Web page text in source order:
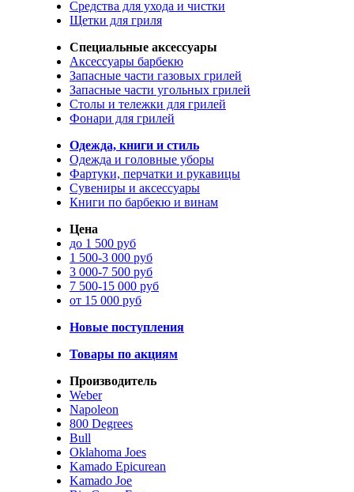
Средства для ухода и чистки
Щетки для гриля
Специальные аксессуары
Аксессуары барбекю
Запасные части газовых грилей
Запасные части угольных грилей
Столы и тележки для грилей
Фонари для грилей
Одежда, книги и стиль
Одежда и головные уборы
Фартуки, перчатки и рукавицы
Сувениры и аксессуары
Книги по барбекю и винам
Цена
до 1 500 руб
1 500-3 000 руб
3 000-7 500 руб
7 500-15 000 руб
от 15 000 руб
Новые поступления
Товары по акциям
Производитель
Weber
Napoleon
800 Degrees
Bull
Oklahoma Joes
Kamado Epicurean
Kamado Joe